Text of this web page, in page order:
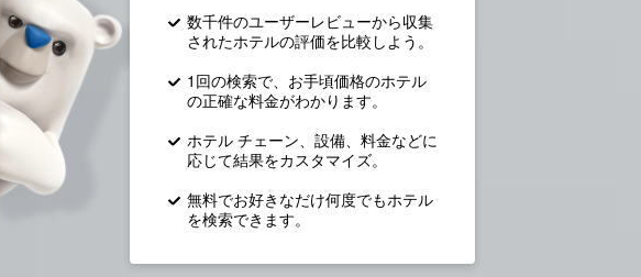
数千件のユーザーレビューから収集
されたホテルの評価を比較しよう。
1回の検索で、お手頃価格のホテル
の正確な料金がわかります。
ホテル チェーン、設備、料金などに
応じて結果をカスタマイズ。
無料でお好きなだけ何度でもホテル
を検索できます。